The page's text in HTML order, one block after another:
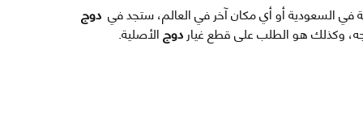
في السعودية أو أي مكان آخر في العالم، ستجد في دوج
وكذلك هو الطلب على قطع غيار دوج الأصلية.